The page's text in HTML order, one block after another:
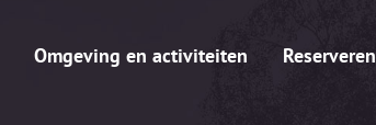
Omgeving en activiteiten Reserveren